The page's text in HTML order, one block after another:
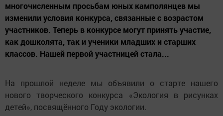
многочисленным просьбам юных камполянцев мы
изменили условия конкурса, связанные с возрастом
участников. Теперь в конкурсе могут принять участие,
как дошколята, так и ученики младших и старших
классов. Нашей первой участницей стала...
На прошлой неделе мы объявили о старте нашего
нового творческого конкурса «Экология в рисунках
детей», посвящённого Году экологии.